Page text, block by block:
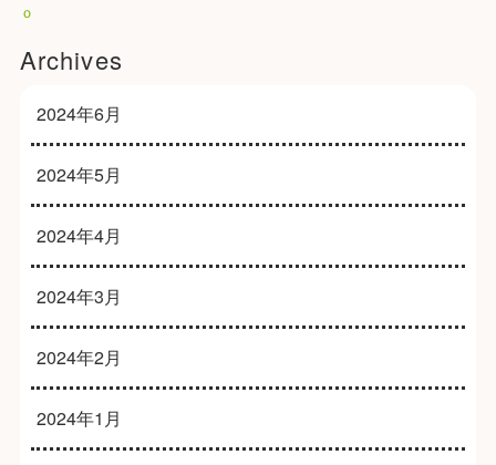
ｏ
Archives
2024年6月
2024年5月
2024年4月
2024年3月
2024年2月
2024年1月